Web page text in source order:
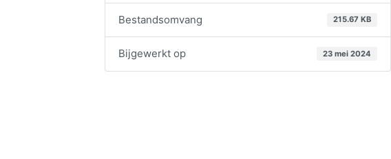
Bestandsomvang 215.67 KB
Bijgewerkt op 23 mei 2024